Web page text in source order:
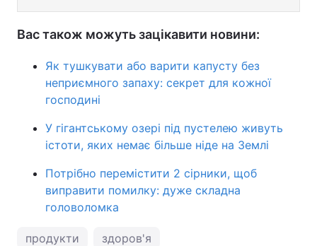
Вас також можуть зацікавити новини:
Як тушкувати або варити капусту без
неприємного запаху: секрет для кожної
господині
У гігантському озері під пустелею живуть
істоти, яких немає більше ніде на Землі
Потрібно перемістити 2 сірники, щоб
виправити помилку: дуже складна
головоломка
продукти здоров'я